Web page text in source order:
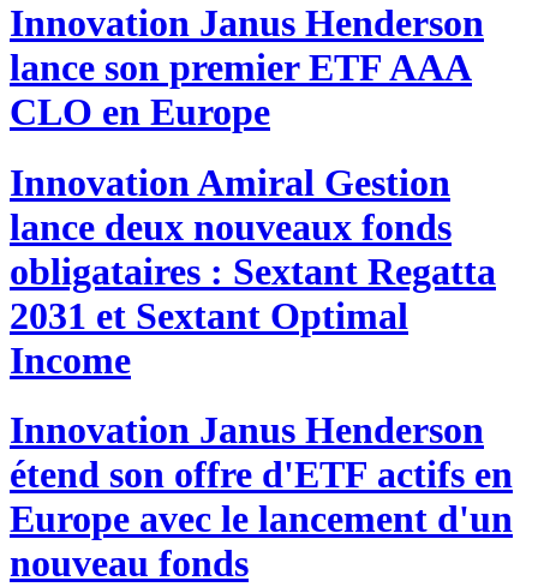
Innovation Janus Henderson
lance son premier ETF AAA
CLO en Europe
InnovationAmiral Gestion
lance deux nouveaux fonds
obligataires : Sextant Regatta
2031 et Sextant Optimal
Income
Innovation Janus Henderson
étend son offre d'ETF actifs en
Europe avec le lancement d'un
nouveau fonds